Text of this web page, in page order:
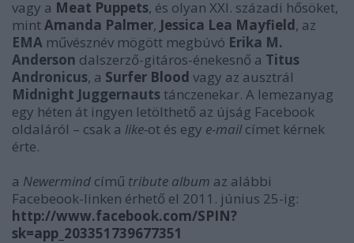
vagy a Meat Puppets, és olyan XXI. századi hősöket,
mintAmanda Palmer, Jessica Lea Mayfield, az
EMA művésznév mögött megbúvó Erika M.
Anderson dalszerző-gitáros-énekesnő a Titus
Andronicus, a Surfer Blood vagy az ausztrál
Midnight Juggernauts tánczenekar. A lemezanyag
egy héten át ingyen letölthető az újság Facebook
oldaláról – csak a like-ot és egy e-mailcímet kérnek
érte.
a Newermind című tribute album az alábbi
Facebeook-linken érhető el 2011. június 25-ig:
http://www.facebook.com/SPIN?
sk=app_203351739677351